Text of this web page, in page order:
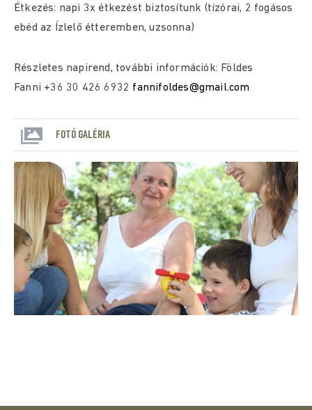
Étkezés: napi 3x étkezést biztosítunk (tízórai, 2 fogásos
ebéd az Ízlelő étteremben, uzsonna)
Részletes napirend, további információk: Földes
Fanni +36 30 426 6932 fannifoldes@gmail.com
FOTÓ GALÉRIA